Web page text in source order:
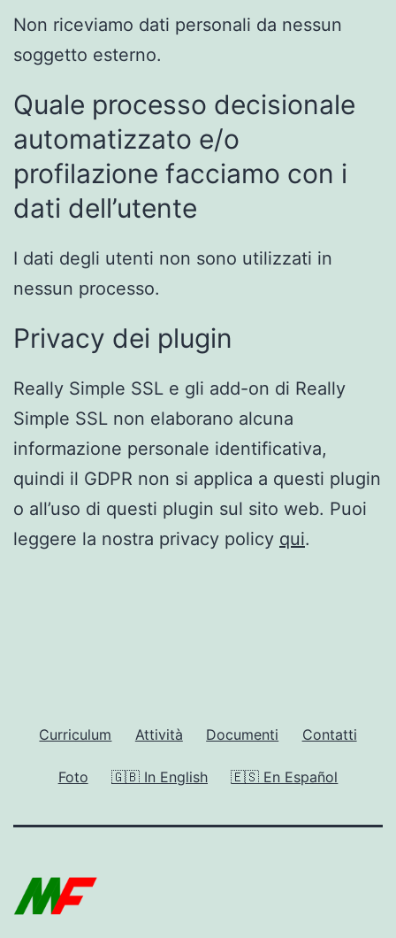
Non riceviamo dati personali da nessun
soggetto esterno.
Quale processo decisionale
automatizzato e/o
profilazione facciamo con i
dati dell’utente
I dati degli utenti non sono utilizzati in
nessun processo.
Privacy dei plugin
Really Simple SSL e gli add-on di Really
Simple SSL non elaborano alcuna
informazione personale identificativa,
quindi il GDPR non si applica a questi plugin
o all’uso di questi plugin sul sito web. Puoi
leggere la nostra privacy policy qui.
Curriculum Attività Documenti Contatti
Foto 🇬🇧 In English 🇪🇸 En Español